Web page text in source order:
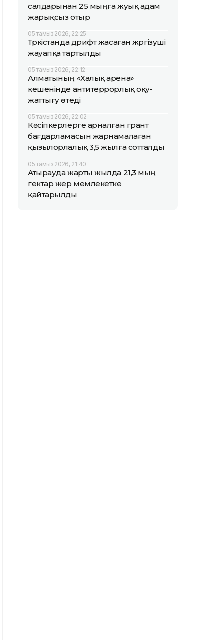
салдарынан 25 мыңға жуық адам
жарықсыз отыр
05 тамыз 2026, 22:25
Түркістанда дрифт жасаған жүргізуші
жауапқа тартылды
05 тамыз 2026, 22:12
Алматының «Халық арена»
кешенінде антитеррорлық оқу-
жаттығу өтеді
05 тамыз 2026, 22:02
Кәсіпкерлерге арналған грант
бағдарламасын жарнамалаған
қызылорлалық 3,5 жылға сотталды
05 тамыз 2026, 21:40
Атырауда жарты жылда 21,3 мың
гектар жер мемлекетке
қайтарылды